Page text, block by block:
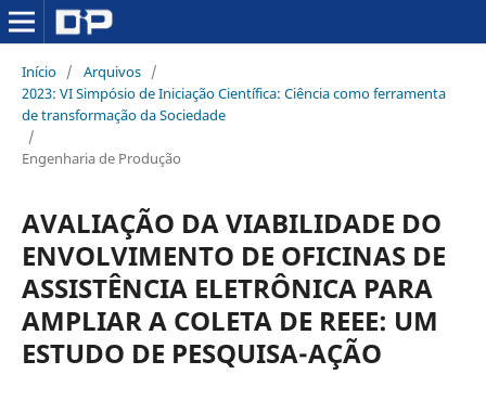
Início / Arquivos /
2023: VI Simpósio de Iniciação Científica: Ciência como ferramenta
de transformação da Sociedade
/
Engenharia de Produção
AVALIAÇÃO DA VIABILIDADE DO
ENVOLVIMENTO DE OFICINAS DE
ASSISTÊNCIA ELETRÔNICA PARA
AMPLIAR A COLETA DE REEE: UM
ESTUDO DE PESQUISA-AÇÃO